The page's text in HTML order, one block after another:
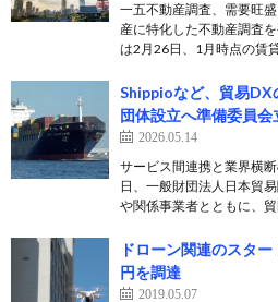
一五不動産調査、需要旺
産に特化した不動産調査
は2月26日、1月時点の賃
Shippioなど、貿易DX
団体設立へ準備委員会
2026.05.14
サービス間連携と業界横
日、一般財団法人日本貿
や関係事業者とともに、
ドローン関連のスタ
円を調達
2019.05.07